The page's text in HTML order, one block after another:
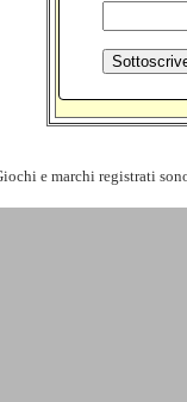
e marchi registrati